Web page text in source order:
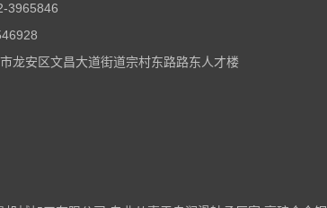
3965846
龙安区文昌大道街道宗村东路路东人才楼